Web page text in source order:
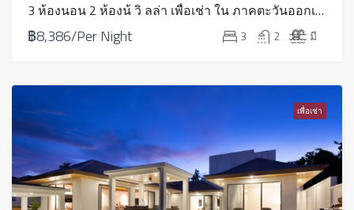
3 ห้องนอน 2 ห้องน้ วิ ลล่า เพื่อเช่า ใน ภาคตะวันออกเฉียงเหนือ – HVR20G
฿8,386/Per Night 3 2 มี
เพื่อเช่า